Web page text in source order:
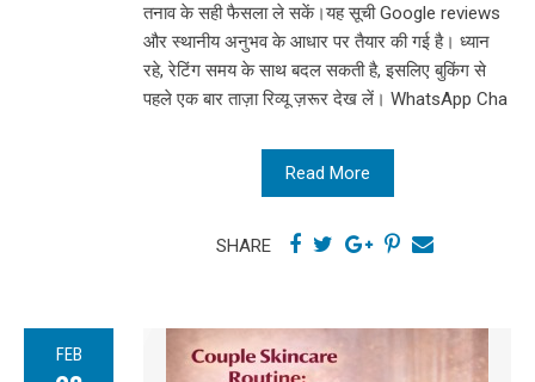
तनाव के सही फैसला ले सकें।यह सूची Google reviews
और स्थानीय अनुभव के आधार पर तैयार की गई है। ध्यान
रहे, रेटिंग समय के साथ बदल सकती है, इसलिए बुकिंग से
पहले एक बार ताज़ा रिव्यू ज़रूर देख लें। WhatsApp Cha
Read More
SHARE
FEB